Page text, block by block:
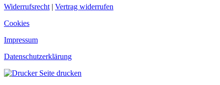
Widerrufsrecht | Vertrag widerrufen
Cookies
Impressum
Datenschutzerklärung
Seite drucken